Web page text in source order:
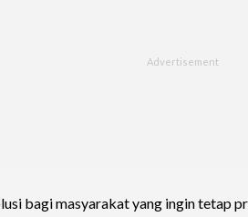
bagi masyarakat yang ingin tetap